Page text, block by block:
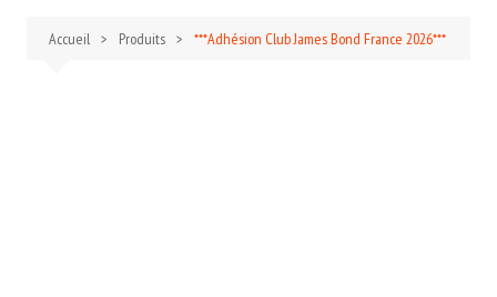
Accueil Produits ***Adhésion Club James Bond France 2026***